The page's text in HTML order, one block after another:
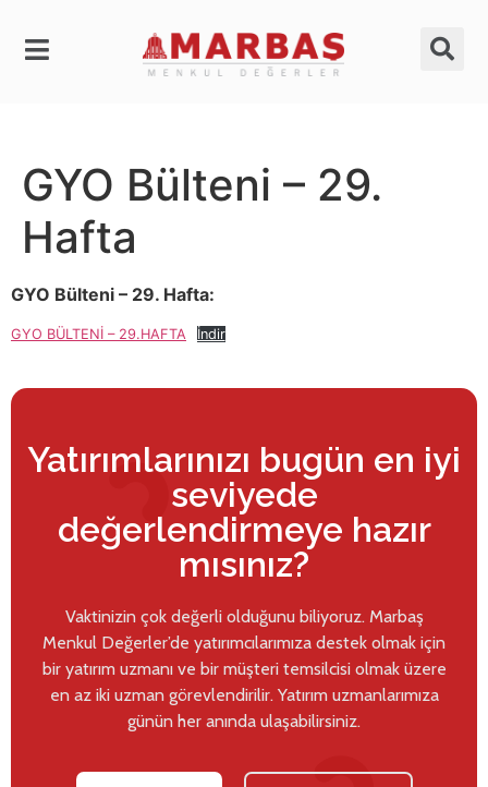
GYO Bülteni – 29.
Hafta
GYO Bülteni – 29. Hafta:
GYO BÜLTENİ – 29.HAFTA İndir
Yatırımlarınızı bugün en iyi
seviyede
değerlendirmeye hazır
mısınız?
Vaktinizin çok değerli olduğunu biliyoruz. Marbaş
Menkul Değerler’de yatırımcılarımıza destek olmak için
bir yatırım uzmanı ve bir müşteri temsilcisi olmak üzere
en az iki uzman görevlendirilir. Yatırım uzmanlarımıza
günün her anında ulaşabilirsiniz.